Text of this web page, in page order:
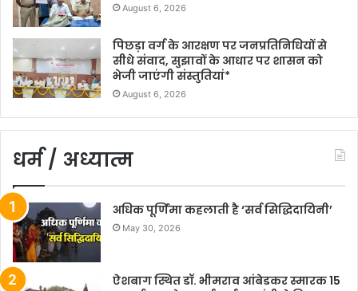
August 6, 2026
पिछड़ा वर्ग के आरक्षण पर जनप्रतिनिधियों से
सीधे संवाद, सुझावों के आधार पर शासन को
भेजी जाएंगी संस्तुतियां*
August 6, 2026
धर्म / अध्यात्म
अधिक पूर्णिमा कहलाती है ‘सर्व सिद्धिदायिनी’
May 30, 2026
ऐशबाग स्थित डॉ. भीमराव आंबेडकर स्मारक 15